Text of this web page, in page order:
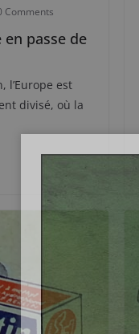
Comments
passe de
l’Europe est
divisé, où la